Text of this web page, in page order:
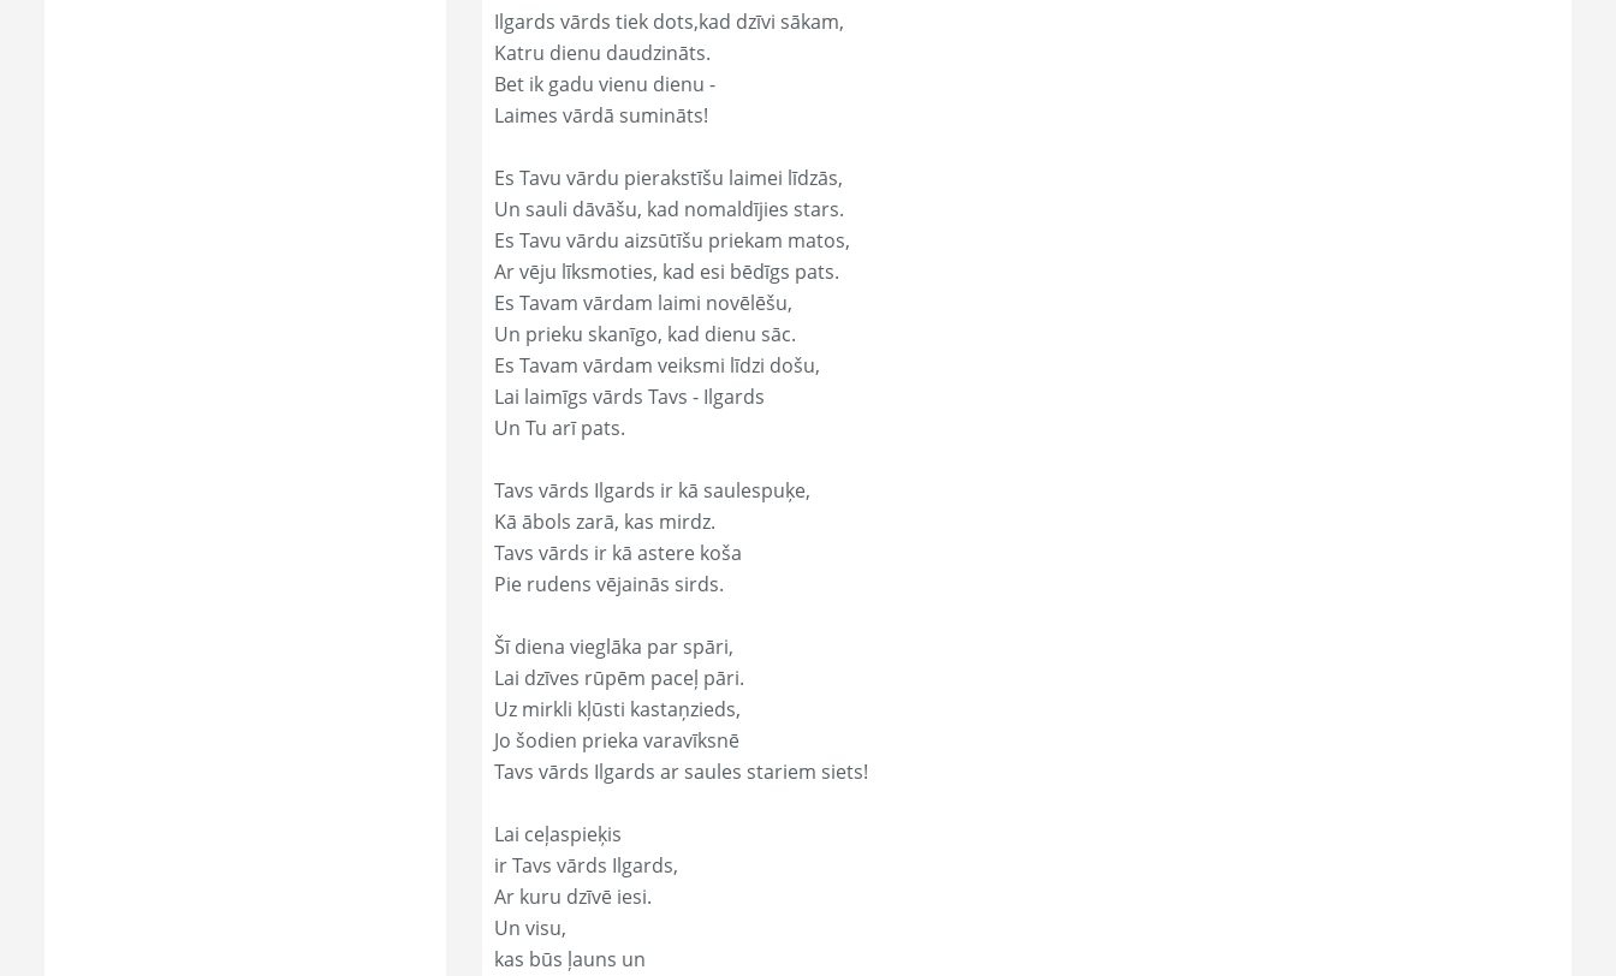
Ilgards vārds tiek dots,kad dzīvi sākam,
Katru dienu daudzināts.
Bet ik gadu vienu dienu -
Laimes vārdā sumināts!
Es Tavu vārdu pierakstīšu laimei līdzās,
Un sauli dāvāšu, kad nomaldījies stars.
Es Tavu vārdu aizsūtīšu priekam matos,
Ar vēju līksmoties, kad esi bēdīgs pats.
Es Tavam vārdam laimi novēlēšu,
Un prieku skanīgo, kad dienu sāc.
Es Tavam vārdam veiksmi līdzi došu,
Lai laimīgs vārds Tavs - Ilgards
Un Tu arī pats.
Tavs vārds Ilgards ir kā saulespuķe,
Kā ābols zarā, kas mirdz.
Tavs vārds ir kā astere koša
Pie rudens vējainās sirds.
Šī diena vieglāka par spāri,
Lai dzīves rūpēm paceļ pāri.
Uz mirkli kļūsti kastaņzieds,
Jo šodien prieka varavīksnē
Tavs vārds Ilgards ar saules stariem siets!
Lai ceļaspieķis
ir Tavs vārds Ilgards,
Ar kuru dzīvē iesi.
Un visu,
kas būs ļauns un